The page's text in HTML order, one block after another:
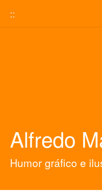
::
Alfredo
Humor gráfico e